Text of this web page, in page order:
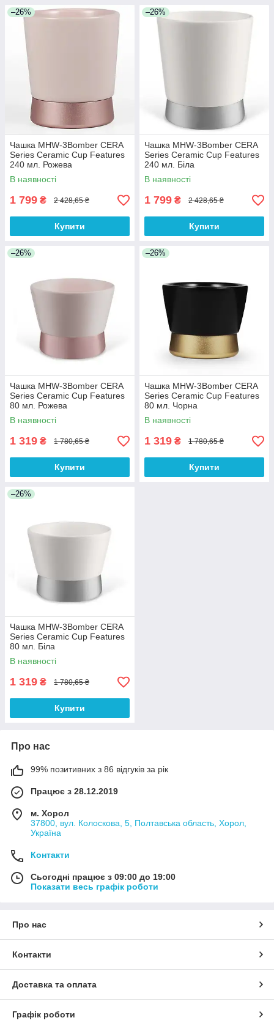
–26%
Чашка MHW-3Bomber CERA
Series Ceramic Cup Features
240 мл. Рожева
В наявності
1 799 ₴ 2 428,65 ₴
Купити
–26%
Чашка MHW-3Bomber CERA
Series Ceramic Cup Features
240 мл. Біла
В наявності
1 799 ₴ 2 428,65 ₴
Купити
–26%
Чашка MHW-3Bomber CERA
Series Ceramic Cup Features
80 мл. Рожева
В наявності
1 319 ₴ 1 780,65 ₴
Купити
–26%
Чашка MHW-3Bomber CERA
Series Ceramic Cup Features
80 мл. Чорна
В наявності
1 319 ₴ 1 780,65 ₴
Купити
–26%
Чашка MHW-3Bomber CERA
Series Ceramic Cup Features
80 мл. Біла
В наявності
1 319 ₴ 1 780,65 ₴
Купити
Про нас
99% позитивних з 86 відгуків за рік
Працює з 28.12.2019
м. Хорол
37800, вул. Колоскова, 5, Полтавська область, Хорол,
Україна
Контакти
Сьогодні працює з 09:00 до 19:00
Показати весь графік роботи
Про нас
Контакти
Доставка та оплата
Графік роботи